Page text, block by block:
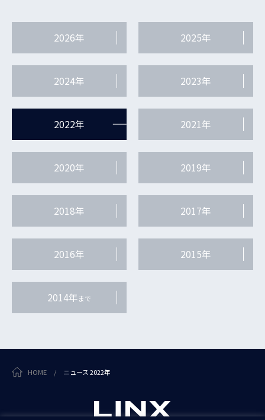
2026年 2025年
2024年 2023年
2022年 2021年
2020年 2019年
2018年 2017年
2016年 2015年
2014年まで
HOME / ニュース 2022年